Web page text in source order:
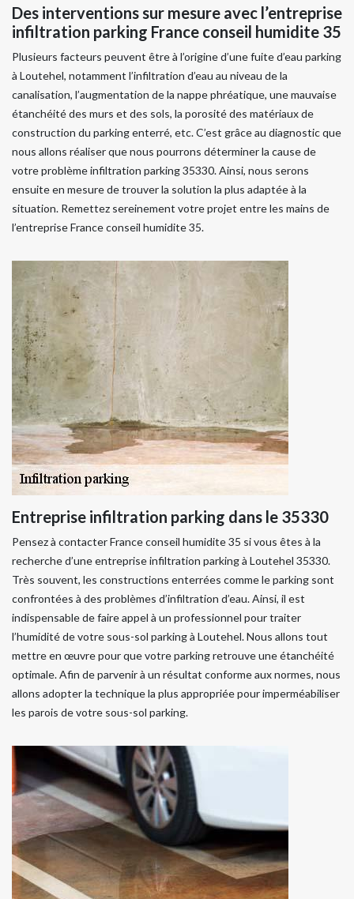
Des interventions sur mesure avec l’entreprise
infiltration parking France conseil humidite 35
Plusieurs facteurs peuvent être à l’origine d’une fuite d’eau parking
à Loutehel, notamment l’infiltration d’eau au niveau de la
canalisation, l’augmentation de la nappe phréatique, une mauvaise
étanchéité des murs et des sols, la porosité des matériaux de
construction du parking enterré, etc. C’est grâce au diagnostic que
nous allons réaliser que nous pourrons déterminer la cause de
votre problème infiltration parking 35330. Ainsi, nous serons
ensuite en mesure de trouver la solution la plus adaptée à la
situation. Remettez sereinement votre projet entre les mains de
l’entreprise France conseil humidite 35.
Entreprise infiltration parking dans le 35330
Pensez à contacter France conseil humidite 35 si vous êtes à la
recherche d’une entreprise infiltration parking à Loutehel 35330.
Très souvent, les constructions enterrées comme le parking sont
confrontées à des problèmes d’infiltration d’eau. Ainsi, il est
indispensable de faire appel à un professionnel pour traiter
l’humidité de votre sous-sol parking à Loutehel. Nous allons tout
mettre en œuvre pour que votre parking retrouve une étanchéité
optimale. Afin de parvenir à un résultat conforme aux normes, nous
allons adopter la technique la plus appropriée pour imperméabiliser
les parois de votre sous-sol parking.